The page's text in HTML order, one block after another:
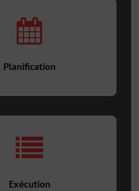
Planification
le problème ! Notre
nécessaires pour remédier à la
Exécution
sorte d’apporter les correctifs